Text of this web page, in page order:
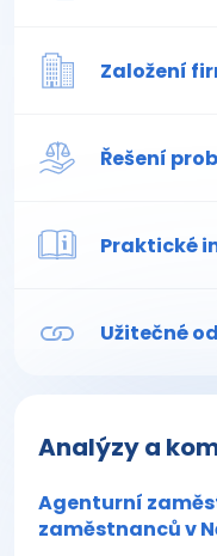
Založení
Řešení
Praktické
Užitečné
Analýzy a
Agenturní
zaměstnanců v